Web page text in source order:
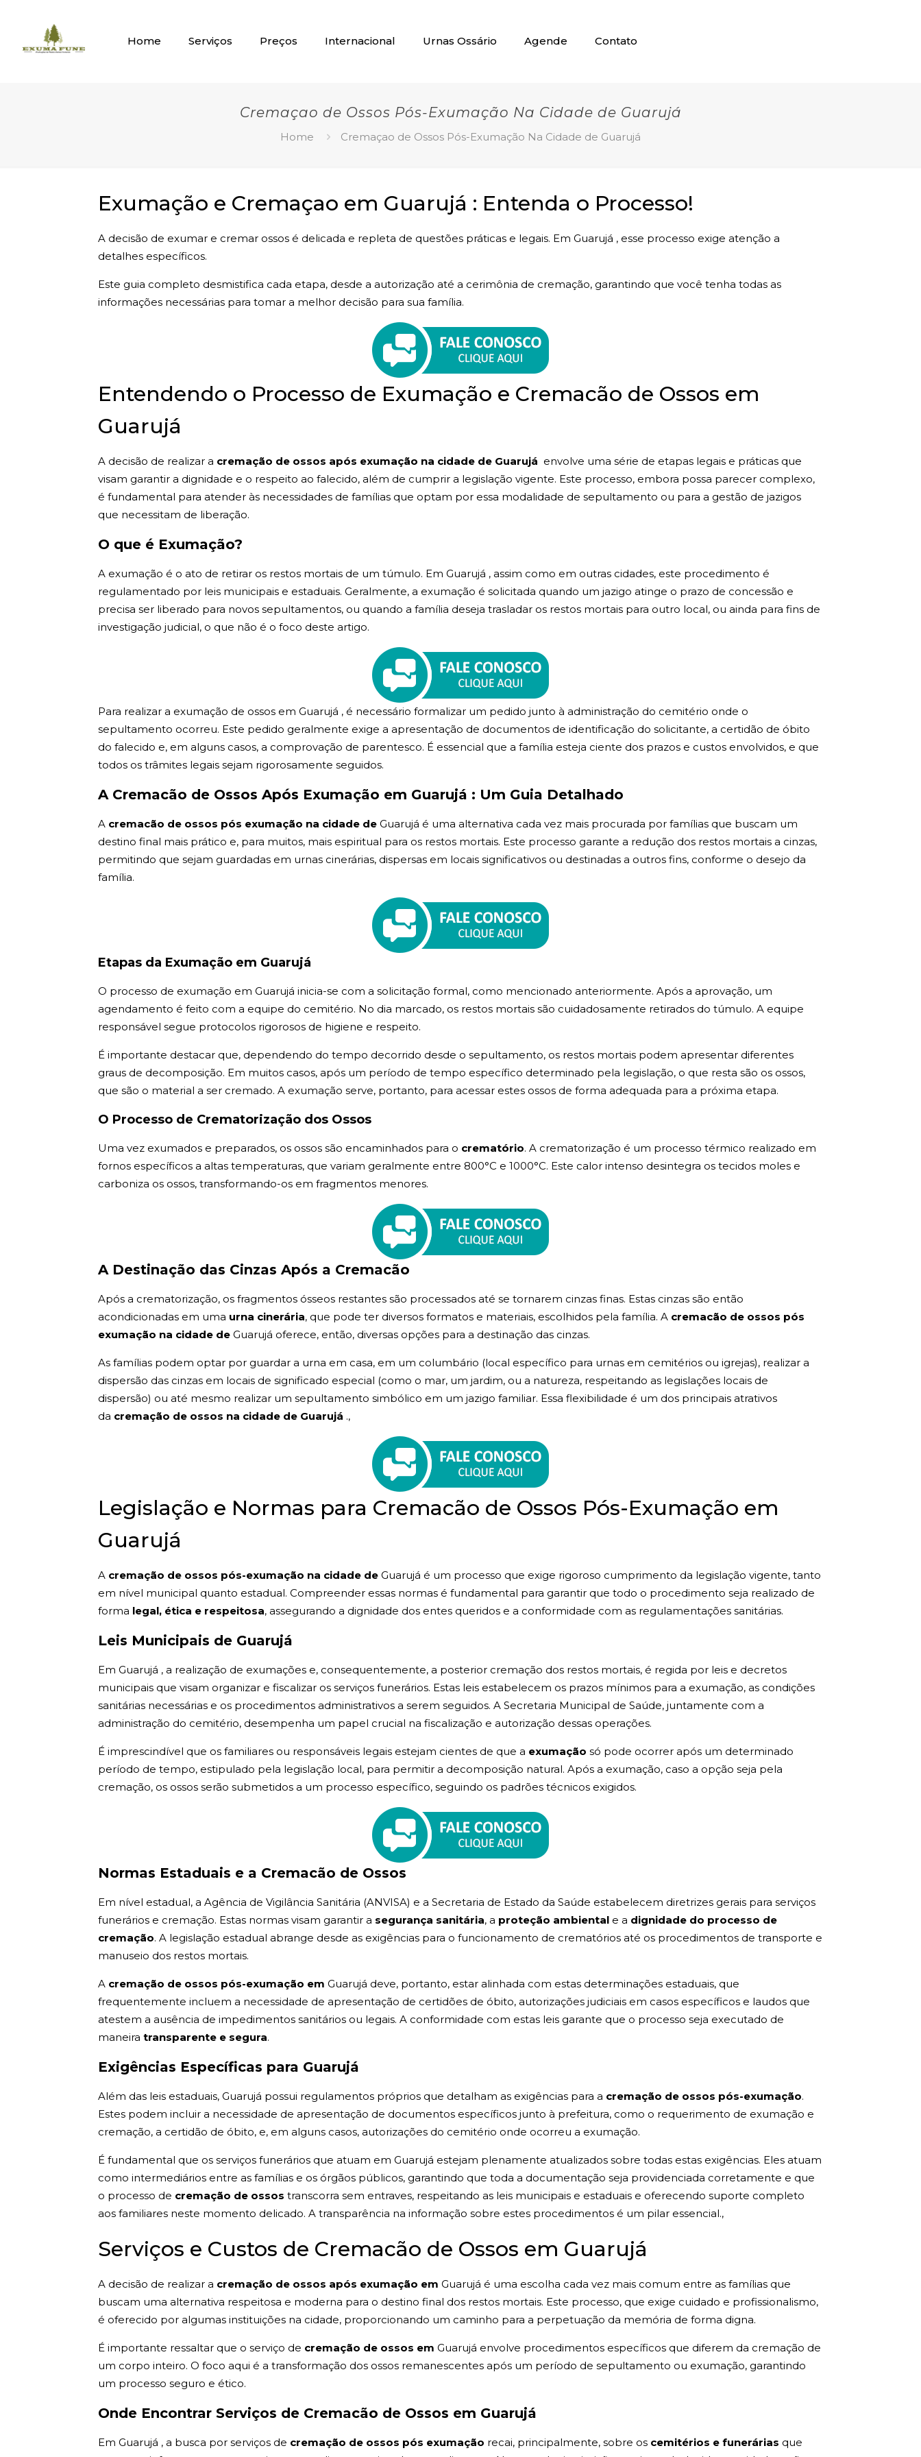
Home Serviços Preços Internacional Urnas Ossário Agende Contato
Cremaçao de Ossos Pós-Exumação Na Cidade de Guarujá
Home Cremaçao de Ossos Pós-Exumação Na Cidade de Guarujá
Exumação e Cremaçao em Guarujá : Entenda o Processo!
A decisão de exumar e cremar ossos é delicada e repleta de questões práticas e legais. Em Guarujá , esse processo exige atenção a
detalhes específicos.
Este guia completo desmistifica cada etapa, desde a autorização até a cerimônia de cremação, garantindo que você tenha todas as
informações necessárias para tomar a melhor decisão para sua família.
Entendendo o Processo de Exumação e Cremacão de Ossos em
Guarujá
A decisão de realizar a cremação de ossos após exumação na cidade de Guarujá envolve uma série de etapas legais e práticas que
visam garantir a dignidade e o respeito ao falecido, além de cumprir a legislação vigente. Este processo, embora possa parecer complexo,
é fundamental para atender às necessidades de famílias que optam por essa modalidade de sepultamento ou para a gestão de jazigos
que necessitam de liberação.
O que é Exumação?
A exumação é o ato de retirar os restos mortais de um túmulo. Em Guarujá , assim como em outras cidades, este procedimento é
regulamentado por leis municipais e estaduais. Geralmente, a exumação é solicitada quando um jazigo atinge o prazo de concessão e
precisa ser liberado para novos sepultamentos, ou quando a família deseja trasladar os restos mortais para outro local, ou ainda para fins de
investigação judicial, o que não é o foco deste artigo.
Para realizar a exumação de ossos em Guarujá , é necessário formalizar um pedido junto à administração do cemitério onde o
sepultamento ocorreu. Este pedido geralmente exige a apresentação de documentos de identificação do solicitante, a certidão de óbito
do falecido e, em alguns casos, a comprovação de parentesco. É essencial que a família esteja ciente dos prazos e custos envolvidos, e que
todos os trâmites legais sejam rigorosamente seguidos.
A Cremacão de Ossos Após Exumação em Guarujá : Um Guia Detalhado
A cremacão de ossos pós exumação na cidade de Guarujá é uma alternativa cada vez mais procurada por famílias que buscam um
destino final mais prático e, para muitos, mais espiritual para os restos mortais. Este processo garante a redução dos restos mortais a cinzas,
permitindo que sejam guardadas em urnas cinerárias, dispersas em locais significativos ou destinadas a outros fins, conforme o desejo da
família.
Etapas da Exumação em Guarujá
O processo de exumação em Guarujá inicia-se com a solicitação formal, como mencionado anteriormente. Após a aprovação, um
agendamento é feito com a equipe do cemitério. No dia marcado, os restos mortais são cuidadosamente retirados do túmulo. A equipe
responsável segue protocolos rigorosos de higiene e respeito.
É importante destacar que, dependendo do tempo decorrido desde o sepultamento, os restos mortais podem apresentar diferentes
graus de decomposição. Em muitos casos, após um período de tempo específico determinado pela legislação, o que resta são os ossos,
que são o material a ser cremado. A exumação serve, portanto, para acessar estes ossos de forma adequada para a próxima etapa.
O Processo de Crematorização dos Ossos
Uma vez exumados e preparados, os ossos são encaminhados para o crematório. A crematorização é um processo térmico realizado em
fornos específicos a altas temperaturas, que variam geralmente entre 800°C e 1000°C. Este calor intenso desintegra os tecidos moles e
carboniza os ossos, transformando-os em fragmentos menores.
A Destinação das Cinzas Após a Cremacão
Após a crematorização, os fragmentos ósseos restantes são processados até se tornarem cinzas finas. Estas cinzas são então
acondicionadas em uma urna cinerária, que pode ter diversos formatos e materiais, escolhidos pela família. A cremacão de ossos pós
exumação na cidade de Guarujá oferece, então, diversas opções para a destinação das cinzas.
As famílias podem optar por guardar a urna em casa, em um columbário (local específico para urnas em cemitérios ou igrejas), realizar a
dispersão das cinzas em locais de significado especial (como o mar, um jardim, ou a natureza, respeitando as legislações locais de
dispersão) ou até mesmo realizar um sepultamento simbólico em um jazigo familiar. Essa flexibilidade é um dos principais atrativos
da cremação de ossos na cidade de Guarujá .,
Legislação e Normas para Cremacão de Ossos Pós-Exumação em
Guarujá
A cremação de ossos pós-exumação na cidade de Guarujá é um processo que exige rigoroso cumprimento da legislação vigente, tanto
em nível municipal quanto estadual. Compreender essas normas é fundamental para garantir que todo o procedimento seja realizado de
forma legal, ética e respeitosa, assegurando a dignidade dos entes queridos e a conformidade com as regulamentações sanitárias.
Leis Municipais de Guarujá
Em Guarujá , a realização de exumações e, consequentemente, a posterior cremação dos restos mortais, é regida por leis e decretos
municipais que visam organizar e fiscalizar os serviços funerários. Estas leis estabelecem os prazos mínimos para a exumação, as condições
sanitárias necessárias e os procedimentos administrativos a serem seguidos. A Secretaria Municipal de Saúde, juntamente com a
administração do cemitério, desempenha um papel crucial na fiscalização e autorização dessas operações.
É imprescindível que os familiares ou responsáveis legais estejam cientes de que a exumação só pode ocorrer após um determinado
período de tempo, estipulado pela legislação local, para permitir a decomposição natural. Após a exumação, caso a opção seja pela
cremação, os ossos serão submetidos a um processo específico, seguindo os padrões técnicos exigidos.
Normas Estaduais e a Cremacão de Ossos
Em nível estadual, a Agência de Vigilância Sanitária (ANVISA) e a Secretaria de Estado da Saúde estabelecem diretrizes gerais para serviços
funerários e cremação. Estas normas visam garantir a segurança sanitária, a proteção ambientale a dignidade do processo de
cremação. A legislação estadual abrange desde as exigências para o funcionamento de crematórios até os procedimentos de transporte e
manuseio dos restos mortais.
A cremação de ossos pós-exumação em Guarujá deve, portanto, estar alinhada com estas determinações estaduais, que
frequentemente incluem a necessidade de apresentação de certidões de óbito, autorizações judiciais em casos específicos e laudos que
atestem a ausência de impedimentos sanitários ou legais. A conformidade com estas leis garante que o processo seja executado de
maneira transparente e segura.
Exigências Específicas para Guarujá
Além das leis estaduais, Guarujá possui regulamentos próprios que detalham as exigências para a cremação de ossos pós-exumação.
Estes podem incluir a necessidade de apresentação de documentos específicos junto à prefeitura, como o requerimento de exumação e
cremação, a certidão de óbito, e, em alguns casos, autorizações do cemitério onde ocorreu a exumação.
É fundamental que os serviços funerários que atuam em Guarujá estejam plenamente atualizados sobre todas estas exigências. Eles atuam
como intermediários entre as famílias e os órgãos públicos, garantindo que toda a documentação seja providenciada corretamente e que
o processo de cremação de ossos transcorra sem entraves, respeitando as leis municipais e estaduais e oferecendo suporte completo
aos familiares neste momento delicado. A transparência na informação sobre estes procedimentos é um pilar essencial.,
Serviços e Custos de Cremacão de Ossos em Guarujá
A decisão de realizar a cremação de ossos após exumação em Guarujá é uma escolha cada vez mais comum entre as famílias que
buscam uma alternativa respeitosa e moderna para o destino final dos restos mortais. Este processo, que exige cuidado e profissionalismo,
é oferecido por algumas instituições na cidade, proporcionando um caminho para a perpetuação da memória de forma digna.
É importante ressaltar que o serviço de cremação de ossos em Guarujá envolve procedimentos específicos que diferem da cremação de
um corpo inteiro. O foco aqui é a transformação dos ossos remanescentes após um período de sepultamento ou exumação, garantindo
um processo seguro e ético.
Onde Encontrar Serviços de Cremacão de Ossos em Guarujá
Em Guarujá , a busca por serviços de cremação de ossos pós exumação recai, principalmente, sobre os cemitérios e funerárias que